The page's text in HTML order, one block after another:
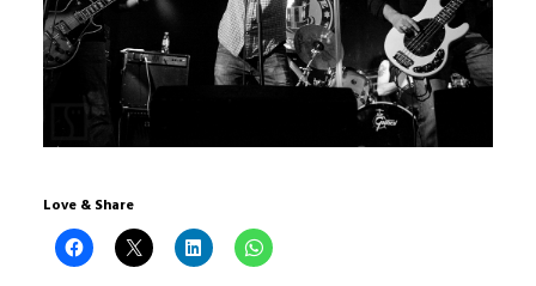
Love & Share